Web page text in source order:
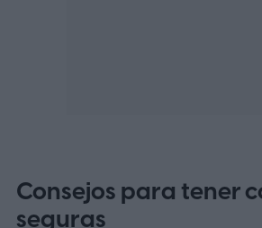
Consejos para tener
seguras